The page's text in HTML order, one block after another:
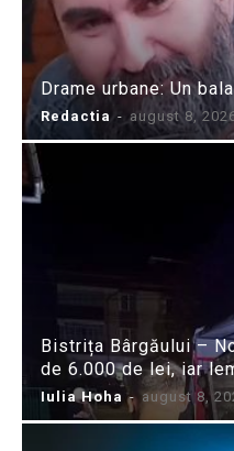
Drame urbane: Un
Redactia - august 8,
Bistrița Bârgăului –
de 6.000 de lei, iar
Iulia Hoha - august 8,